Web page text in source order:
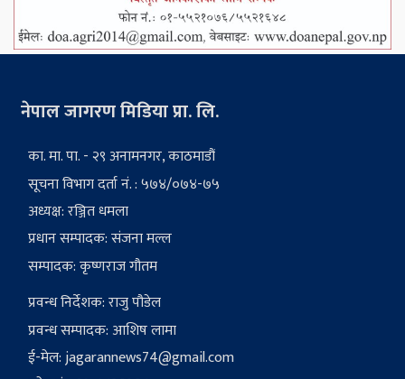
नेपाल जागरण मिडिया प्रा. लि.
का. मा. पा. - २९ अनामनगर, काठमाडौं
सूचना विभाग दर्ता नं. : ५७४/०७४-७५
अध्यक्ष: रञ्जित धमला
प्रधान सम्पादक: संजना मल्ल
सम्पादक: कृष्णराज गौतम
प्रवन्ध निर्देशक: राजु पौडेल
प्रवन्ध सम्पादक: आशिष लामा
ई-मेल:jagarannews74@gmail.com